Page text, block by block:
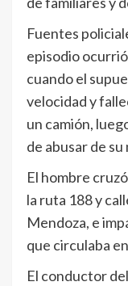
Fuentes
episodio
cuando el
velocidad y
un camión,
de abusar de
El hombre
la ruta 188 y
Mendoza, e
que circulaba
El conductor